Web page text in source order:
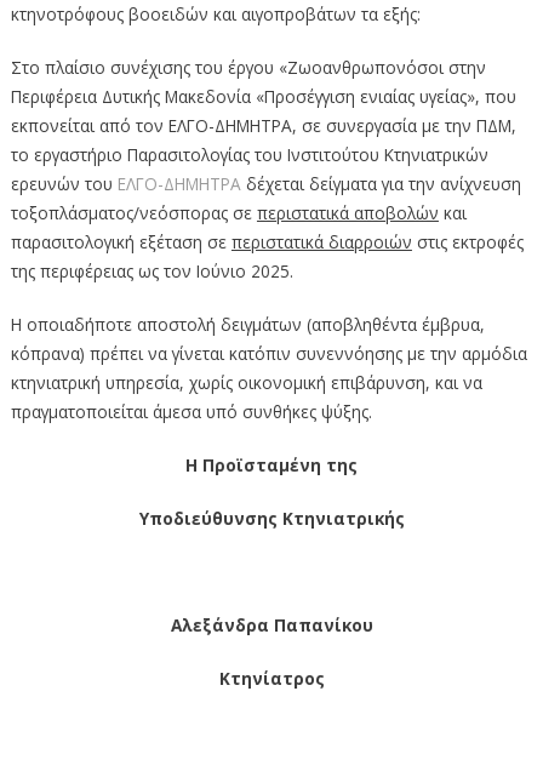
κτηνοτρόφους βοοειδών και αιγοπροβάτων τα εξής:
Στο πλαίσιο συνέχισης του έργου «Ζωοανθρωπονόσοι στην
Περιφέρεια Δυτικής Μακεδονία «Προσέγγιση ενιαίας υγείας», που
εκπονείται από τον ΕΛΓΟ-ΔΗΜΗΤΡΑ, σε συνεργασία με την ΠΔΜ,
το εργαστήριο Παρασιτολογίας του Ινστιτούτου Κτηνιατρικών
ερευνών του ΕΛΓΟ-ΔΗΜΗΤΡΑ δέχεται δείγματα για την ανίχνευση
τοξοπλάσματος/νεόσπορας σε περιστατικά αποβολών και
παρασιτολογική εξέταση σε περιστατικά διαρροιών στις εκτροφές
της περιφέρειας ως τον Ιούνιο 2025.
Η οποιαδήποτε αποστολή δειγμάτων (αποβληθέντα έμβρυα,
κόπρανα) πρέπει να γίνεται κατόπιν συνεννόησης με την αρμόδια
κτηνιατρική υπηρεσία, χωρίς οικονομική επιβάρυνση, και να
πραγματοποιείται άμεσα υπό συνθήκες ψύξης.
Η Προϊσταμένη της
Υποδιεύθυνσης Κτηνιατρικής
Αλεξάνδρα Παπανίκου
Κτηνίατρος